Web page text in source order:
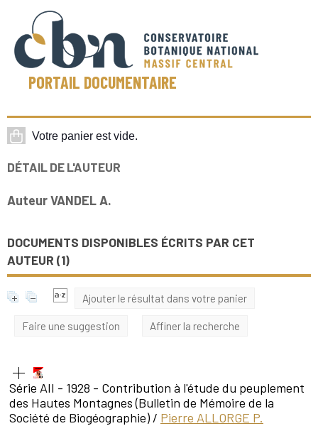
PORTAIL DOCUMENTAIRE
DÉTAIL DE L'AUTEUR
Auteur VANDEL A.
DOCUMENTS DISPONIBLES ÉCRITS PAR CET
AUTEUR (1)
Ajouter le résultat dans votre panier
Faire une suggestion Affiner la recherche
Série AII - 1928 - Contribution à l'étude du peuplement
des Hautes Montagnes(Bulletin de Mémoire de la
Société de Biogéographie) / Pierre ALLORGE P.